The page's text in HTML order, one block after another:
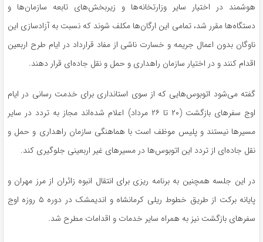
هوشمند در اختیار سایر وزارتخانه‌ها و زیربخش‌های تابعه سازمان‌ها و
دستگاه‌ها مقرر شد، تمامی این ارگان‌ها مکلف شوند که نسبت به آزادسازی این
ناوگان بدون اعمال جریمه و خسارت ناشی از مفاد قرارداد در ایام طرح اربعین
اقدام کنند و در اختیار سازمان راهداری و حمل و نقل جاده‌ای قرار دهند.
گفته می‌شود اتوبوس‌هایی که از سوی استانداری برای خدمت رسانی در ایام
اوج سفر‌های بازگشت (۲۰ تا ۲۶ مرداد) اعلام شده‌اند مجاز به تردد در سایر
مسیر‌ها نیستند و پلیس موظف است با هماهنگی سازمان راهداری و حمل و
نقل جاده‌ای از تردد این اتوبوس‌ها در مسیر‌های غیر اربعینی جلوگیری کند.
در این جلسه همچنین به برنامه ریزی برای انتقال انبوه زائران از مرز مهران و
پایانه برکت از طریق خطوط ریلی کرمانشاه و اندیمشک در دوره ۵ روزه اوج
سفر‌های بازگشت نیز به همراه سایر خدمات و اقدامات مطرح شد.